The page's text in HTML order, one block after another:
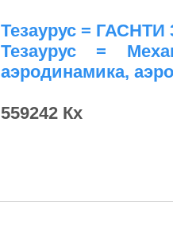
Тезаурус = ГАСНТИ
Тезаурус =
аэродинамика,
559242 Кх